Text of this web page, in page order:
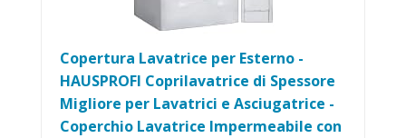
Copertura Lavatrice per Esterno -
HAUSPROFI Coprilavatrice di Spessore
Migliore per Lavatrici e Asciugatrice -
Coperchio Lavatrice Impermeabile con